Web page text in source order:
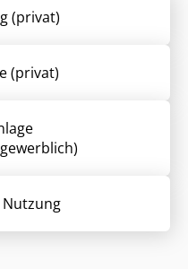
(privat)
(privat)